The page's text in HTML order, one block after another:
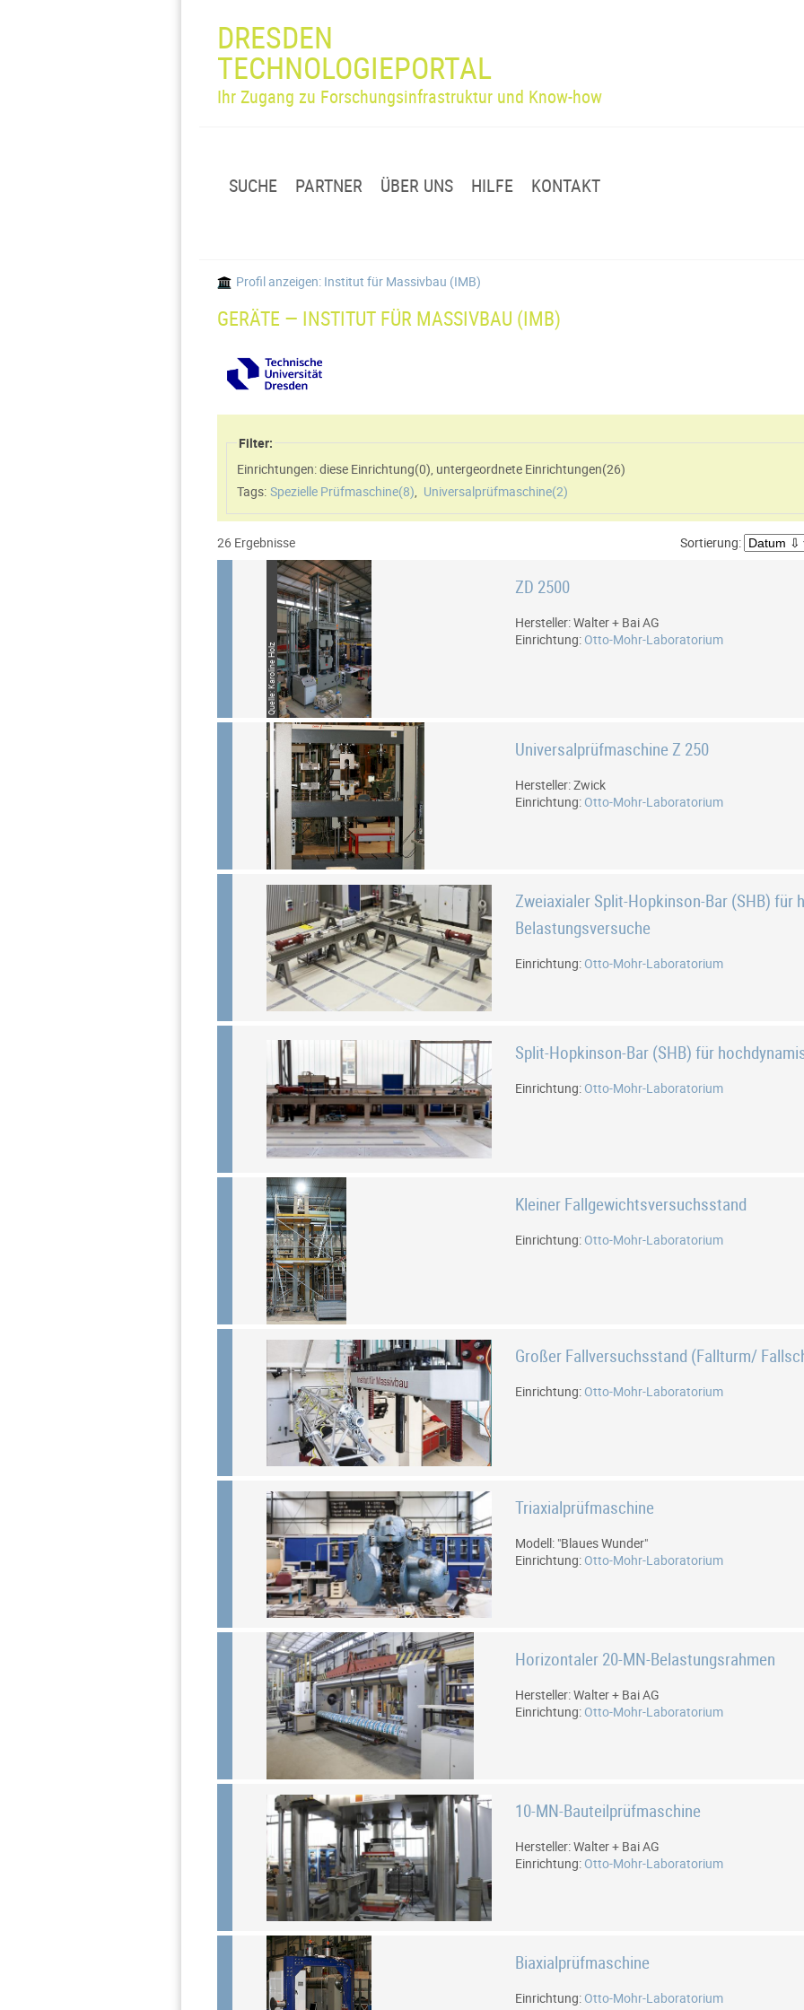
DRESDEN
TECHNOLOGIEPORTAL
Ihr Zugang zu Forschungsinfrastruktur und Know-how
SUCHE PARTNER ÜBER UNS HILFE KONTAKT
Profil anzeigen: Institut für Massivbau (IMB)
GERÄTE — INSTITUT FÜR MASSIVBAU (IMB)
Filter:
Einrichtungen: diese Einrichtung(0), untergeordnete Einrichtungen(26)
Tags: Spezielle Prüfmaschine(8), Universalprüfmaschine(2)
Sortierung:
26 Ergebnisse
Quelle: Karoline Holz
ZD 2500
Hersteller: Walter + Bai AG
Einrichtung: Otto-Mohr-Laboratorium
Universalprüfmaschine Z 250
Hersteller: Zwick
Einrichtung: Otto-Mohr-Laboratorium
Zweiaxialer Split-Hopkinson-Bar (SHB) für hochdynamische
Belastungsversuche
Einrichtung: Otto-Mohr-Laboratorium
Split-Hopkinson-Bar (SHB) für
Einrichtung: Otto-Mohr-Laboratorium
Kleiner Fallgewichtsversuchsstand
Einrichtung: Otto-Mohr-Laboratorium
Großer Fallversuchsstand (Fallturm/
Einrichtung: Otto-Mohr-Laboratorium
Triaxialprüfmaschine
Modell: "Blaues Wunder"
Einrichtung: Otto-Mohr-Laboratorium
Horizontaler 20-MN-Belastungsrahmen
Hersteller: Walter + Bai AG
Einrichtung: Otto-Mohr-Laboratorium
10-MN-Bauteilprüfmaschine
Hersteller: Walter + Bai AG
Einrichtung: Otto-Mohr-Laboratorium
Biaxialprüfmaschine
Einrichtung: Otto-Mohr-Laboratorium